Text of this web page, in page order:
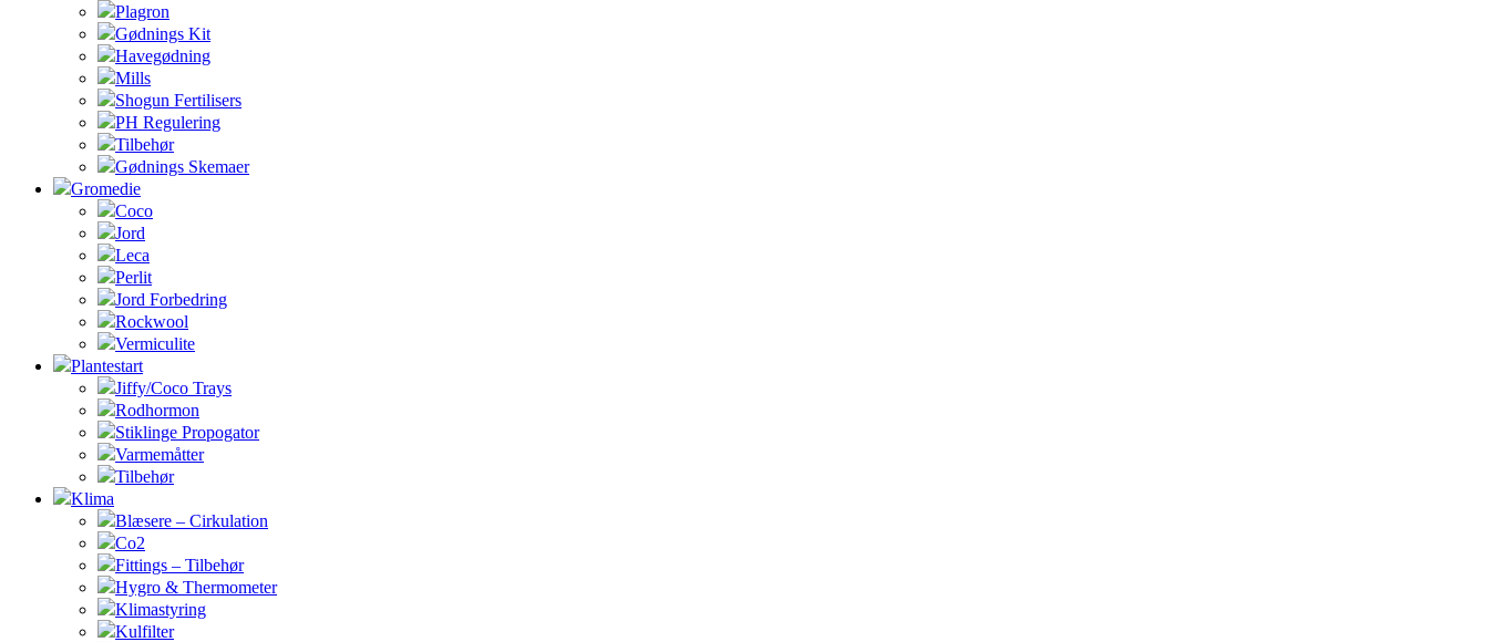
Plagron
Gødnings Kit
Havegødning
Mills
Shogun Fertilisers
PH Regulering
Tilbehør
Gødnings Skemaer
Gromedie
Coco
Jord
Leca
Perlit
Jord Forbedring
Rockwool
Vermiculite
Plantestart
Jiffy/Coco Trays
Rodhormon
Stiklinge Propogator
Varmemåtter
Tilbehør
Klima
Blæsere – Cirkulation
Co2
Fittings – Tilbehør
Hygro & Thermometer
Klimastyring
Kulfilter